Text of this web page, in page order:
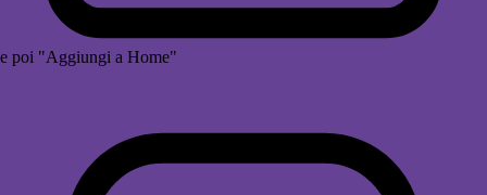
e poi "Aggiungi a Home"